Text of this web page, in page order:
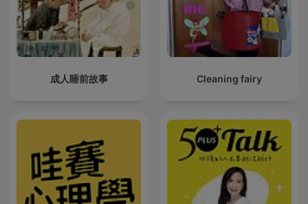
成人睡前故事 Cleaning fairy